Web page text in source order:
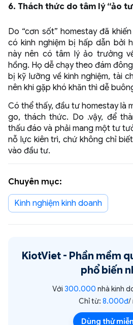
6. Thách thức do tâm lý “ảo
Do “cơn sốt” homestay đã
có kinh nghiệm bị hấp dẫn bởi
này nên có tâm lý ảo trưởng
hồng. Họ dễ chạy theo đám
bị kỹ lưỡng về kinh nghiệm, tài
nên khi gặp khó khăn thì dễ
Có thể thấy, đầu tư homestay là
go, thách thức. Do .vậy, để
thấu đáo và phải mang một tư
nỗ lực kiên trì, chứ không chỉ
vào đầu tư.
Chuyên mục:
Kinh nghiệm kinh doanh
KiotViet - Phần mềm
phổ biến
Với 300.000 nhà kinh
Chỉ từ: 8.000đ/
Dùng thử